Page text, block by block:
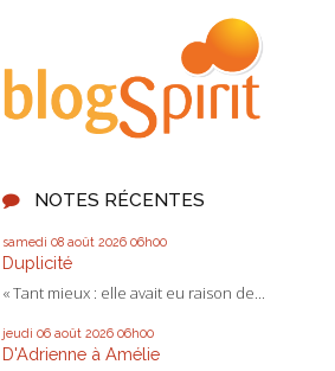
NOTES RÉCENTES
samedi 08 août 2026 06h00
Duplicité
« Tant mieux : elle avait eu raison de...
jeudi 06 août 2026 06h00
D'Adrienne à Amélie